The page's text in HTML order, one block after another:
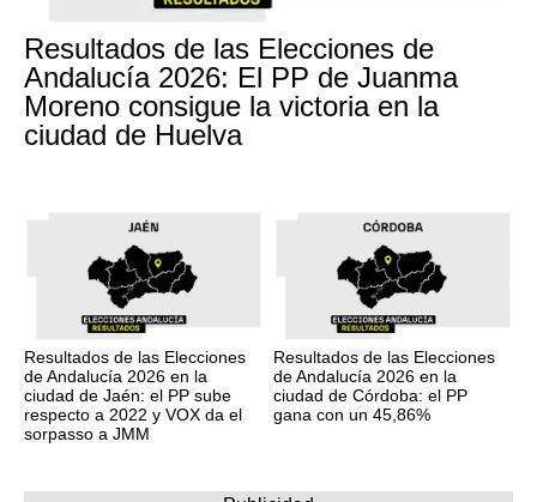
Resultados de las Elecciones de
Andalucía 2026: El PP de Juanma
Moreno consigue la victoria en la
ciudad de Huelva
Resultados de las Elecciones
de Andalucía 2026 en la
ciudad de Jaén: el PP sube
respecto a 2022 y VOX da el
sorpasso a JMM
Resultados de las Elecciones
de Andalucía 2026 en la
ciudad de Córdoba: el PP
gana con un 45,86%